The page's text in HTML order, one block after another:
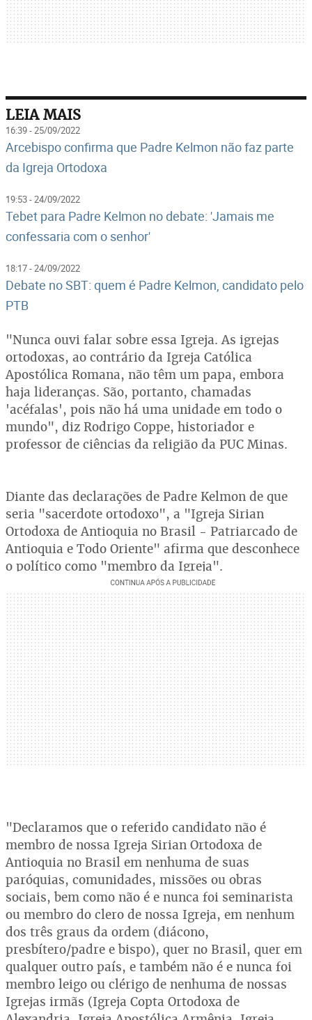
LEIA MAIS
16:39 - 25/09/2022
Arcebispo confirma que Padre Kelmon não faz parte
da Igreja Ortodoxa
19:53 - 24/09/2022
Tebet para Padre Kelmon no debate: 'Jamais me
confessaria com o senhor'
18:17 - 24/09/2022
Debate no SBT: quem é Padre Kelmon, candidato pelo
PTB
"Nunca ouvi falar sobre essa Igreja. As igrejas
ortodoxas, ao contrário da Igreja Católica
Apostólica Romana, não têm um papa, embora
haja lideranças. São, portanto, chamadas
'acéfalas', pois não há uma unidade em todo o
mundo", diz Rodrigo Coppe, historiador e
professor de ciências da religião da PUC Minas.
Diante das declarações de Padre Kelmon de que
seria "sacerdote ortodoxo", a "Igreja Sirian
Ortodoxa de Antioquia no Brasil - Patriarcado de
Antioquia e Todo Oriente" afirma que desconhece
o político como "membro da Igreja".
"Declaramos que o referido candidato não é
membro de nossa Igreja Sirian Ortodoxa de
Antioquia no Brasil em nenhuma de suas
paróquias, comunidades, missões ou obras
sociais, bem como não é e nunca foi seminarista
ou membro do clero de nossa Igreja, em nenhum
dos três graus da ordem (diácono,
presbítero/padre e bispo), quer no Brasil, quer em
qualquer outro país, e também não é e nunca foi
membro leigo ou clérigo de nenhuma de nossas
Igrejas irmãs (Igreja Copta Ortodoxa de